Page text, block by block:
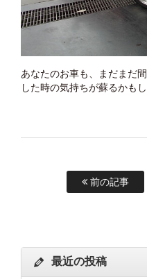
あなたのお車も、まだまだ
した時の気持ちが蘇るかもし
前の記事
最近の投稿